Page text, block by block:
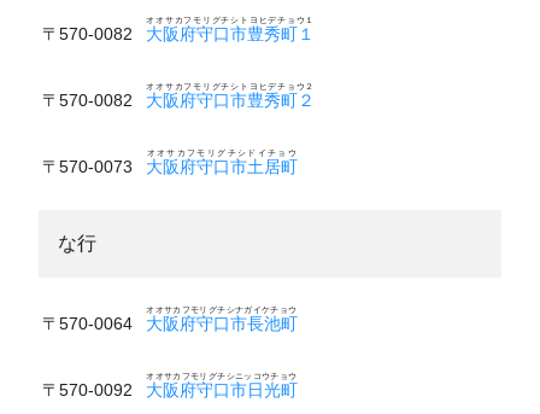
〒570-0082 大阪府守口市豊秀町１
オオサカフモリグチシトヨヒデチョウ１
〒570-0082 大阪府守口市豊秀町２
オオサカフモリグチシトヨヒデチョウ２
〒570-0073 大阪府守口市土居町
オオサカフモリグチシドイチョウ
な行
〒570-0064 大阪府守口市長池町
オオサカフモリグチシナガイケチョウ
〒570-0092 大阪府守口市日光町
オオサカフモリグチシニッコウチョウ